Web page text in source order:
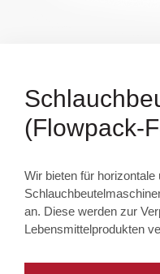
(Flowpack-
Wir bieten für horizontale
an. Diese werden zur
Lebensmittelprodukten